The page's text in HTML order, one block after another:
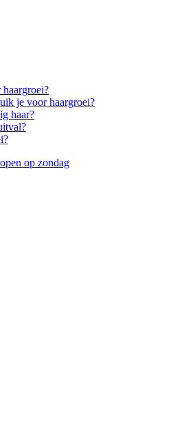
je voor haargroei?
haar?
op zondag